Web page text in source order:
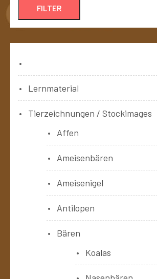
FILTER
Lernmaterial
Tierzeichnungen / Stockimages
Affen
Ameisenbären
Ameisenigel
Antilopen
Bären
Koalas